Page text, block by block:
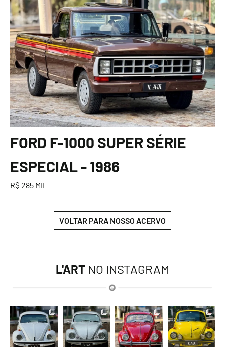
FORD F-1000 SUPER SÉRIE
ESPECIAL - 1986
R$ 285 MIL
VOLTAR PARA NOSSO ACERVO
L'ART NO INSTAGRAM
lart.br
Ago 8
lart.br
Ago 8
lart.br
Ago 8
lart.br
Ago 8